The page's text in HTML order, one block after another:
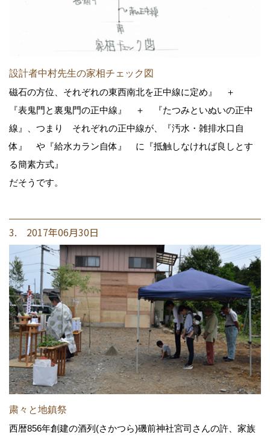
設計者中村先生の家相チェック図
磁石の方位、それぞれの東西南北を正中線に定め』 ＋
『表鬼門と裏鬼門の正中線』 ＋ 『たつみといぬいの正中
線』、つまり それぞれの正中線が、『汚水・雑排水口自
体』 や『給水カラン自体』 に『抵触しなければ良しとす
る簡素方式』
だそうです。
3. 2017年06月30日
粛々と地鎮祭
西暦856年創建の酒列(さかつら)磯前神社宮司さんの許、家族